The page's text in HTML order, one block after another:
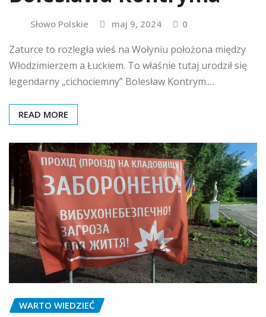
Słowo Polskie maj 9, 2024 0
Zaturce to rozległa wieś na Wołyniu położona między
Włodzimierzem a Łuckiem. To właśnie tutaj urodził się
legendarny „cichociemny” Bolesław Kontrym.…
READ MORE
WARTO WIEDZIEĆ